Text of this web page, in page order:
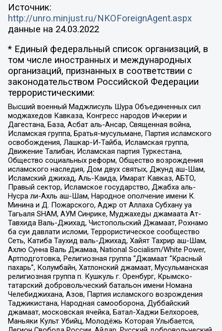
Источник:
http://unro.minjust.ru/NKOForeignAgent.aspx
данные на 24.03.2022
* Единый федеральный список организаций, в
том числе иностранных и международных
организаций, признанных в соответствии с
законодательством Российской Федерации
террористическими:
Высший военный Маджлисуль Шура Объединенных сил
моджахедов Кавказа, Конгресс народов Ичкерии и
Дагестана, База, Асбат аль-Ансар, Священная война,
Исламская группа, Братья-мусульмане, Партия исламского
освобождения, Лашкар-И-Тайба, Исламская группа,
Движение Талибан, Исламская партия Туркестана,
Общество социальных реформ, Общество возрождения
исламского наследия, Дом двух святых, Джунд аш-Шам,
Исламский джихад, Аль-Каида, Имарат Кавказ, АБТО,
Правый сектор, Исламское государство, Джабха аль-
Нусра ли-Ахль аш-Шам, Народное ополчение имени К.
Минина и Д. Пожарского, Аджр от Аллаха Субхану уа
Тагьаля SHAM, АУМ Синрике, Муджахеды джамаата Ат-
Тавхида Валь-Джихад, Чистопольский Джамаат, Рохнамо
ба суи давлати исломи, Террористическое сообщество
Сеть, Катиба Таухид валь-Джихад, Хайят Тахрир аш-Шам,
Ахлю Сунна Валь Джамаа, National Socialism/White Power,
Артподготовка, Религиозная группа “Джамаат “Красный
пахарь”, Колумбайн, Хатлонский джамаат, Мусульманская
религиозная группа п. Кушкуль г. Оренбург, Крымско-
татарский добровольческий батальон имени Номана
Челебиджихана, Азов, Партия исламского возрождения
Таджикистана, Народная самооборона, Дуббайский
джамаат, московская ячейка, Батал-Хаджи Белхороев,
Маньяки Культ Убийц, Молодёжь Которая Улыбается,